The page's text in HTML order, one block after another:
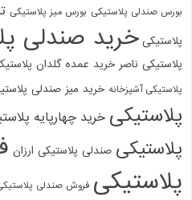
بورس صندلی پلاستیکی بورس میز پلاستیکی
پلاستیکی خرید صندلی
پلاستیکی ناصر خرید عمده گلدان
پلاستیکی آشپزخانه خرید میز صندلی
پلاستیکی خرید چهارپایه
پلاستیکی صندلی پلاستیکی ارزان
پلاستیکی فروش صندلی